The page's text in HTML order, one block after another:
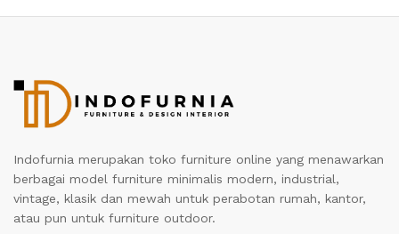
Indofurnia merupakan toko furniture online yang menawarkan
berbagai model furniture minimalis modern, industrial,
vintage, klasik dan mewah untuk perabotan rumah, kantor,
atau pun untuk furniture outdoor.